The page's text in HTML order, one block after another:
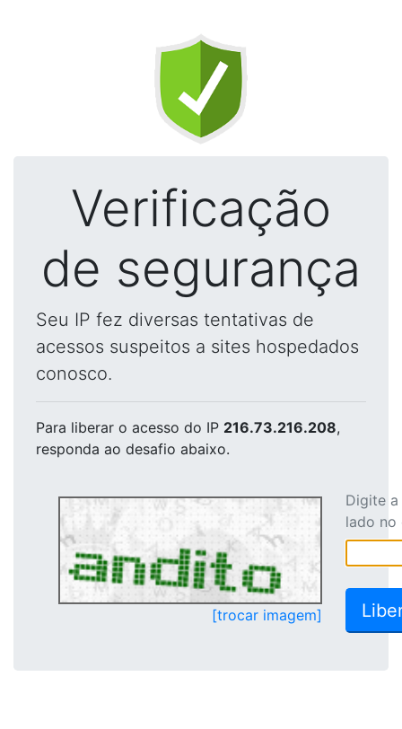
Verificação
de segurança
Seu IP fez diversas tentativas de
acessos suspeitos a sites hospedados
conosco.
Para liberar o acesso do IP 216.73.216.208,
responda ao desafio abaixo.
[trocar imagem]
Digite
lado no